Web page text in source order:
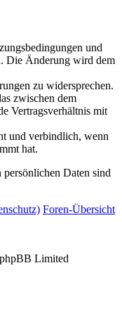
und
Die Änderung wird dem
zu widersprechen.
zwischen dem
Vertragsverhältnis mit
und verbindlich, wenn
hat.
Daten sind
Foren-Übersicht
Limited